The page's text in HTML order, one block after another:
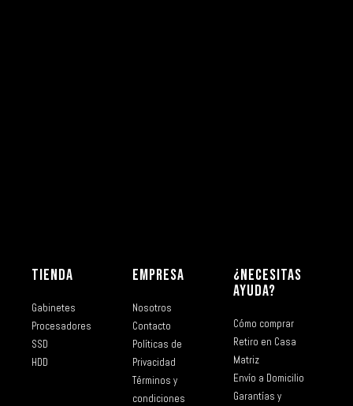
TIENDA
Gabinetes
Procesadores
SSD
HDD
EMPRESA
Nosotros
Contacto
Políticas de
Privacidad
Términos y
condiciones
¿NECESITAS
AYUDA?
Cómo comprar
Retiro en Casa
Matriz
Envío a Domicilio
Garantías y